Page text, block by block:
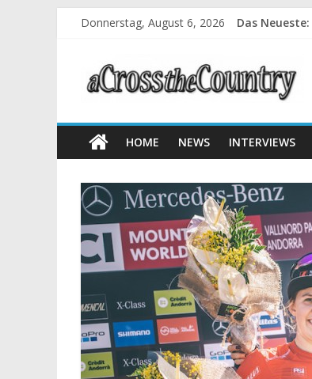
Donnerstag, August 6, 2026 Das Neueste:
HOME NEWS INTERVIEWS